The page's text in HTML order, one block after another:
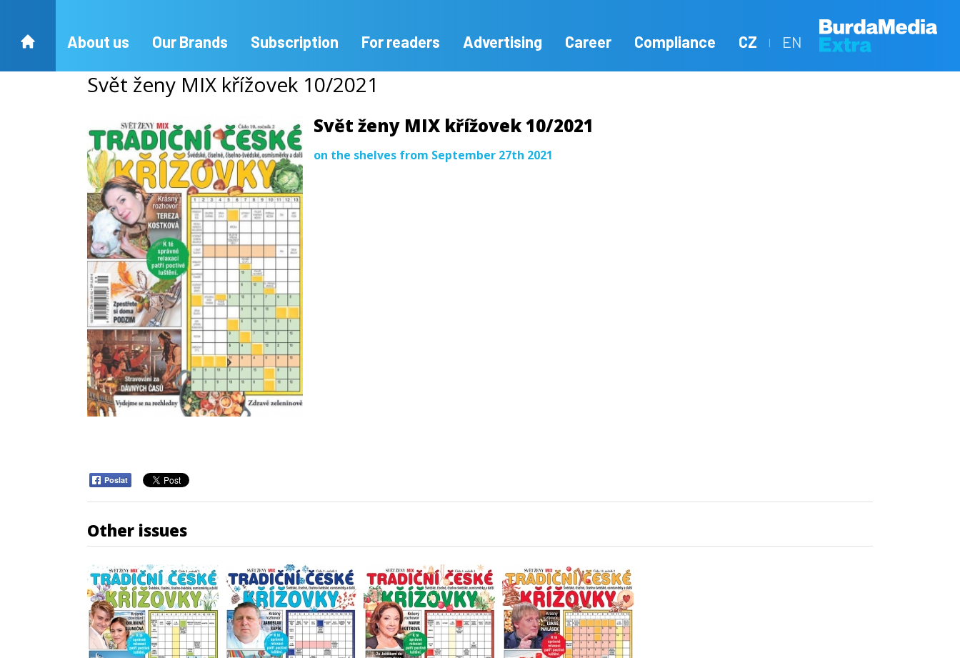
About us Our Brands Subscription For readers Advertising Career Compliance CZ | EN
Svět ženy MIX křížovek 10/2021
Svět ženy MIX křížovek 10/2021
on the shelves from September 27th 2021
Poslat
Other issues